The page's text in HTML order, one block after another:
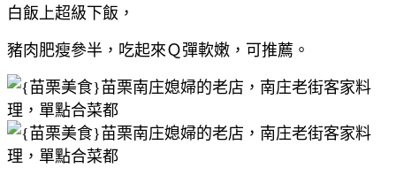
白飯上超級下飯，
豬肉肥瘦參半，吃起來Ｑ彈軟嫩，可推薦。